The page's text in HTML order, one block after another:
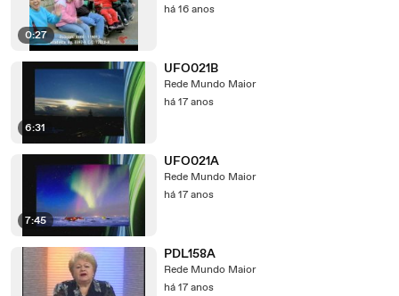
0:27
há 16 anos
6:31
UFO021B
Rede Mundo Maior
há 17 anos
7:45
UFO021A
Rede Mundo Maior
há 17 anos
PDL158A
Rede Mundo Maior
há 17 anos